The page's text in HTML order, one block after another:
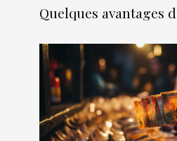
Quelques avantages